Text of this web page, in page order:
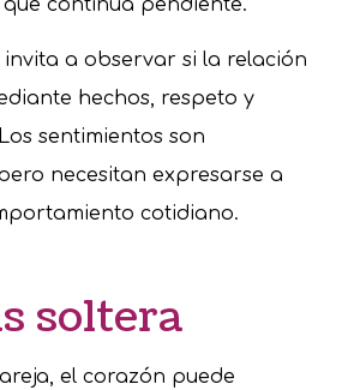
continúa pendiente.
invita a observar si la relación
hechos, respeto y
sentimientos son
necesitan expresarse a
cotidiano.
soltera
el corazón puede